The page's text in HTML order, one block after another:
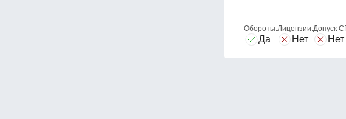
Обороты:
Да
Лицензии:
Нет
Допуск
Нет